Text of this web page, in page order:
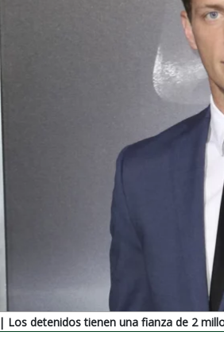
| Los detenidos tienen una fianza de 2